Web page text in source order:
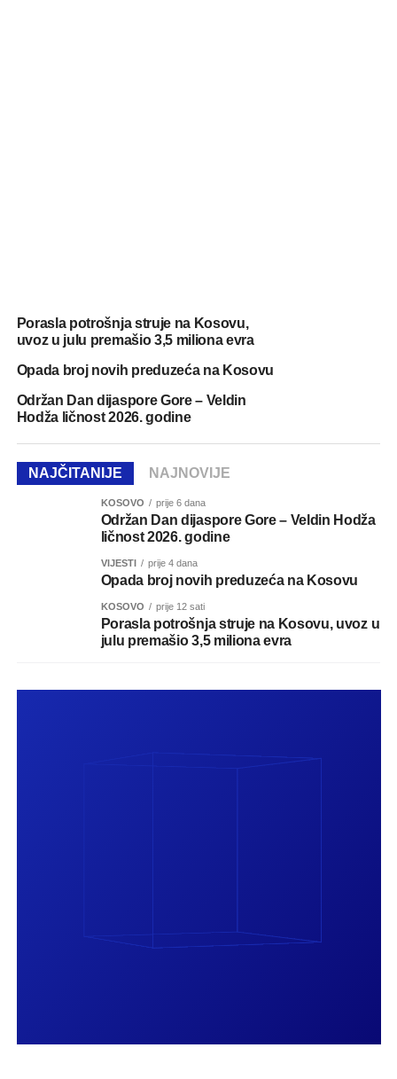
Porasla potrošnja struje na Kosovu,
uvoz u julu premašio 3,5 miliona evra
Opada broj novih preduzeća na Kosovu
Održan Dan dijaspore Gore – Veldin
Hodža ličnost 2026. godine
NAJČITANIJE NAJNOVIJE
KOSOVO prije 6 dana
Održan Dan dijaspore Gore – Veldin Hodža
ličnost 2026. godine
VIJESTI prije 4 dana
Opada broj novih preduzeća na Kosovu
KOSOVO prije 12 sati
Porasla potrošnja struje na Kosovu, uvoz u
julu premašio 3,5 miliona evra